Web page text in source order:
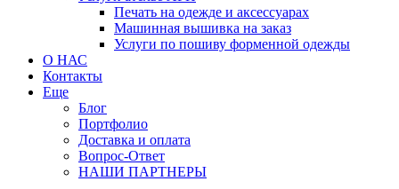
Печать на одежде и аксессуарах
Машинная вышивка на заказ
Услуги по пошиву форменной одежды
О НАС
Контакты
Еще
Блог
Портфолио
Доставка и оплата
Вопрос-Ответ
НАШИ ПАРТНЕРЫ